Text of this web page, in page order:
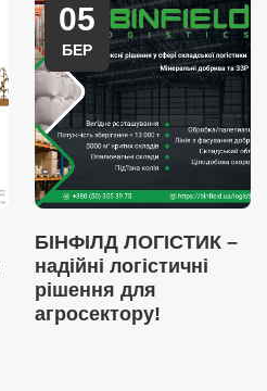
05
БЕР
БІНФІЛД ЛОГІСТИК –
надійні логістичні
рішення для
агросектору!